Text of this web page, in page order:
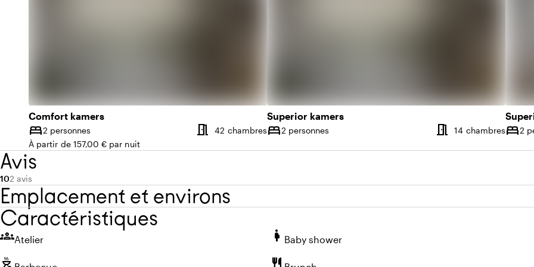
Comfort kamers
bed
Capacité
2 personnes meeting_room Nombre de chambres
42 chambres
À partir de 157,00 € par nuit
Superior kamers
bed
Capacité
2 personnes meeting_room 14 chambresbed2
Avis
Note moyenne de 10 sur 10
10Nombre d'avis : 2
2 avis
Emplacement et environs
Caractéristiques
groupsAtelier pregnant_woman Baby shower
outdoor_grill restaurant